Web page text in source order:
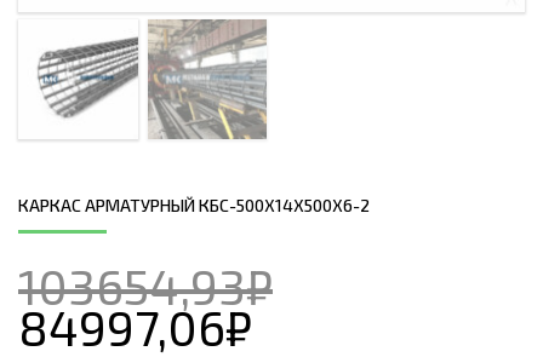
КАРКАС АРМАТУРНЫЙ КБС-500Х14Х500Х6-2
103654,93₽
84997,06₽